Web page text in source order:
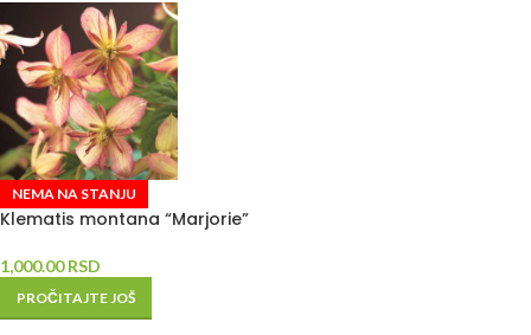
NEMA NA STANJU
Klematis montana “Marjorie”
1,000.00RSD
PROČITAJTE JOŠ